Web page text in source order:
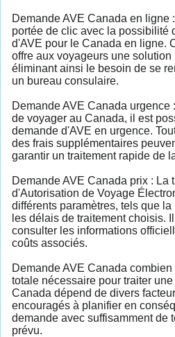
Demande AVE Canada en ligne
portée de clic avec la possibilité
d'AVE pour le Canada en ligne.
offre aux voyageurs une solution
éliminant ainsi le besoin de se
un bureau consulaire.
Demande AVE Canada
de voyager au Canada, il est
demande d'AVE en urgence.
des frais supplémentaires
garantir un traitement rapide de
Demande AVE Canada prix : La
d'Autorisation de Voyage
différents paramètres, tels que
les délais de traitement choisis.
consulter les informations
coûts associés.
Demande AVE Canada
totale nécessaire pour traiter
Canada dépend de divers
encouragés à planifier en
demande avec suffisamment de
prévu.